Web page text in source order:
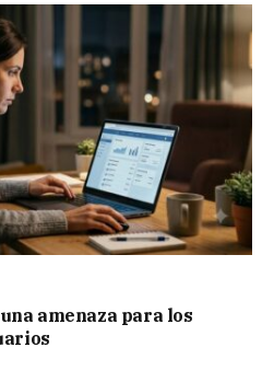
amenaza para los